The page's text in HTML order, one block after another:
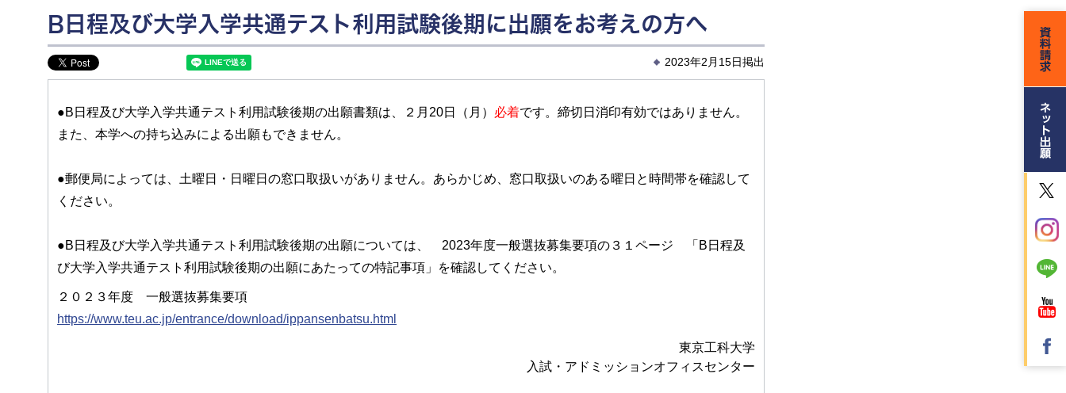
B日程及び大学入学共通テスト利用試験後期に出願をお考えの方へ
2023年2月15日掲出
●B日程及び大学入学共通テスト利用試験後期の出願書類は、２月20日（月） 必着です。締切日消印有効ではありません。
また、本学への持ち込みによる出願もできません。
●郵便局によっては、土曜日・日曜日の窓口取扱いがありません。あらかじめ、窓口取扱いのある曜日と時間帯を確認して
ください。
●B日程及び大学入学共通テスト利用試験後期の出願については、 2023年度一般選抜募集要項の３１ページ 「B日程及
び大学入学共通テスト利用試験後期の出願にあたっての特記事項」を確認してください。
２０２３年度 一般選抜募集要項
https://www.teu.ac.jp/entrance/download/ippansenbatsu.html
東京工科大学
入試・アドミッションオフィスセンター